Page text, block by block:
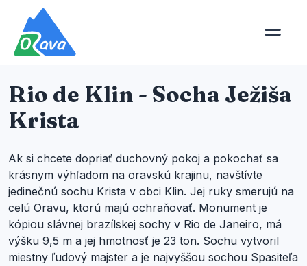
Rio de Klin - Socha Ježiša
Krista
Ak si chcete dopriať duchovný pokoj a pokochať sa
krásnym výhľadom na oravskú krajinu, navštívte
jedinečnú sochu Krista v obci Klin. Jej ruky smerujú na
celú Oravu, ktorú majú ochraňovať. Monument je
kópiou slávnej brazílskej sochy v Rio de Janeiro, má
výšku 9,5 m a jej hmotnosť je 23 ton. Sochu vytvoril
miestny ľudový majster a je najvyššou sochou Spasiteľa